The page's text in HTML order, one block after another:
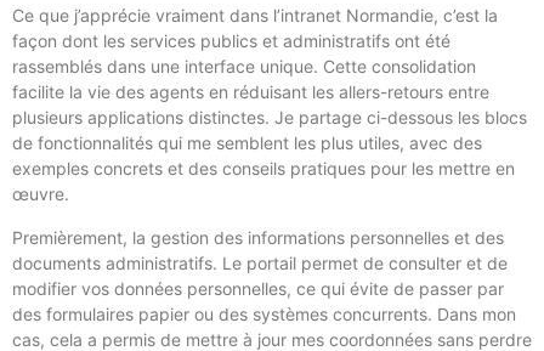
Ce que j’apprécie vraiment dans l’intranet Normandie, c’est la
façon dont les services publics et administratifs ont été
rassemblés dans une interface unique. Cette consolidation
facilite la vie des agents en réduisant les allers-retours entre
plusieurs applications distinctes. Je partage ci-dessous les blocs
de fonctionnalités qui me semblent les plus utiles, avec des
exemples concrets et des conseils pratiques pour les mettre en
œuvre.
Premièrement, la gestion des informations personnelles et des
documents administratifs. Le portail permet de consulter et de
modifier vos données personnelles, ce qui évite de passer par
des formulaires papier ou des systèmes concurrents. Dans mon
cas, cela a permis de mettre à jour mes coordonnées sans perdre